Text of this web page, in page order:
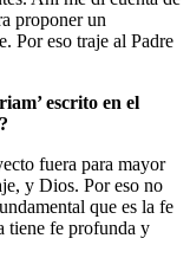
proponer un
Por eso traje al Padre
escrito en el
fuera para mayor
y Dios. Por eso no
que es la fe
tiene fe profunda y